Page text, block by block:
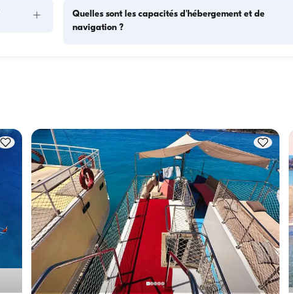
+
Quelles sont les capacités d'hébergement et de
navigation ?
capacité de navigation s'applique.